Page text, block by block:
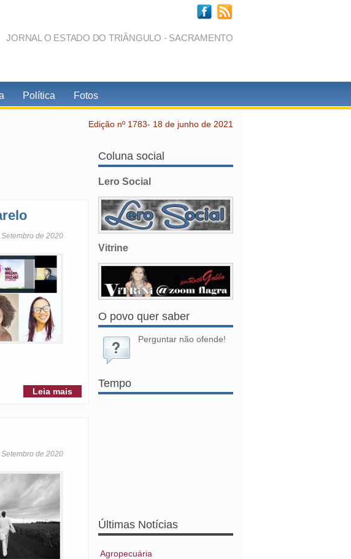
JORNAL O ESTADO DO TRIÂNGULO - SACRAMENTO
Política Fotos
Edição nº 1783- 18 de junho de 2021
de 2020
Leia mais
de 2020
Coluna social
Lero Social
Vitrine
O povo quer saber
Perguntar não ofende!
Tempo
Últimas Notícias
Agropecuária